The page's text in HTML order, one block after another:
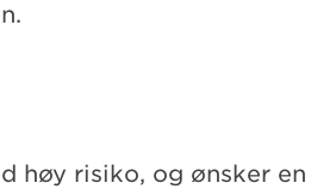
høy risiko, og ønsker en